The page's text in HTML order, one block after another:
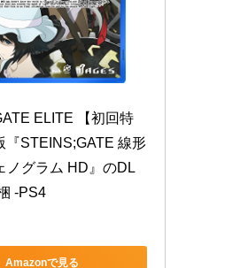
ELITE 【初回特
『STEINS;GATE 線形
ノグラム HD』のDL
-PS4
Amazonで見る